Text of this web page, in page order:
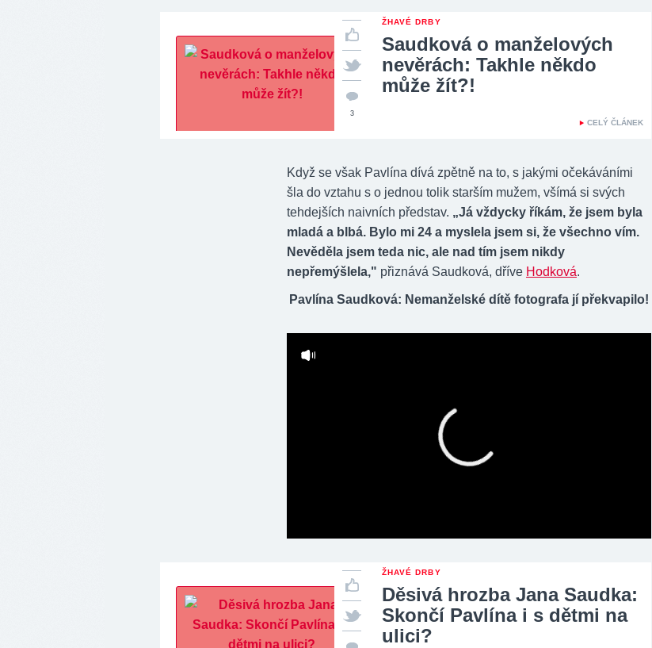
ŽHAVÉ DRBY
Saudková o manželových
nevěrách: Takhle někdo
může žít?!
CELÝ ČLÁNEK
3
Když se však Pavlína dívá zpětně na to, s jakými očekáváními
šla do vztahu s o jednou tolik starším mužem, všímá si svých
tehdejších naivních představ. „Já vždycky říkám, že jsem byla
mladá a blbá. Bylo mi 24 a myslela jsem si, že všechno vím.
Nevěděla jsem teda nic, ale nad tím jsem nikdy
nepřemýšlela," přiznává Saudková, dříve Hodková.
Pavlína Saudková: Nemanželské dítě fotografa jí překvapilo!
ŽHAVÉ DRBY
Děsivá hrozba Jana Saudka:
Skončí Pavlína i s dětmi na
ulici?